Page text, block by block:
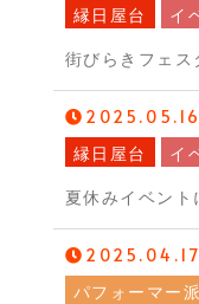
縁日屋台 イ
街びらきフェス
2025.05.16
縁日屋台 イ
夏休みイベント
2025.04.17
パフォーマー